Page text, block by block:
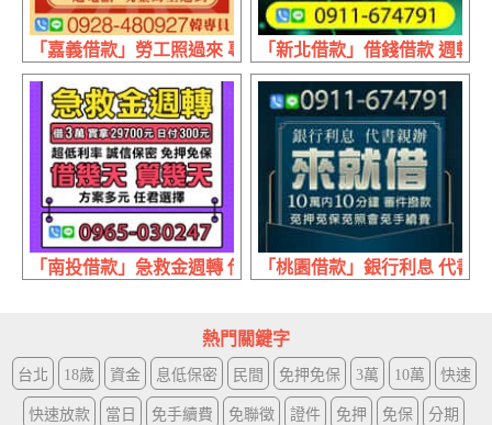
「嘉義借款」勞工照過來 專屬借貸利息 | 不怕比較 保證月息
「新北借款」借錢借款 週轉
「南投借款」急救金週轉 借幾天算幾天 | 借3萬 實拿29700
「桃園借款」銀行利息 代書
熱門關鍵字
台北 18歲 資金 息低保密 民間 免押免保 3萬 10萬 快速
快速放款 當日 免手續費 免聯徵 證件 免押 免保 分期